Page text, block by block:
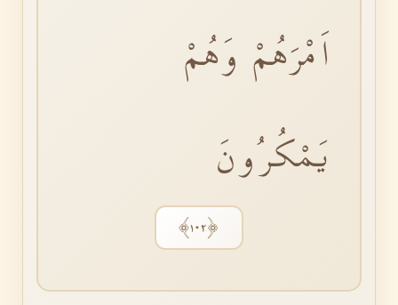
اَمْرَهُمْ وَهُمْ
يَمْكُرُونَ
﴿١٠٢﴾